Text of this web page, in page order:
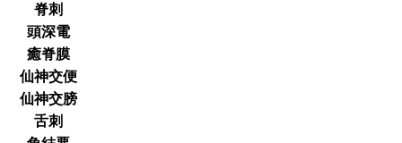
脊刺
頭深電
癒脊膜
仙神交便
仙神交膀
舌刺